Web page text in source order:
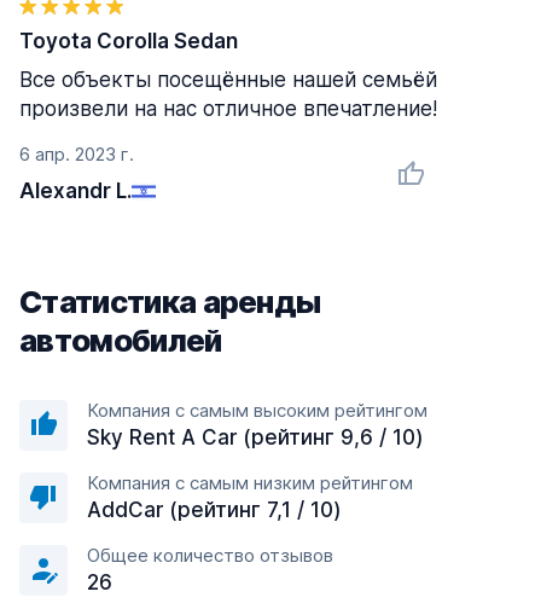
6 апр. 2023 г.
Alexandr L.
Toyota Corolla Sedan
Все объекты посещённые нашей семьёй
произвели на нас отличное впечатление!
Статистика аренды
автомобилей
Компания с самым высоким рейтингом
Sky Rent A Car (рейтинг 9,6 / 10)
Компания с самым низким рейтингом
AddCar (рейтинг 7,1 / 10)
Общее количество отзывов
26